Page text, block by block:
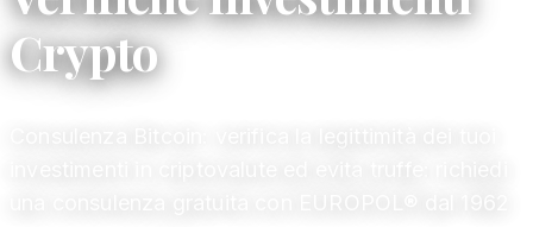
Crypto